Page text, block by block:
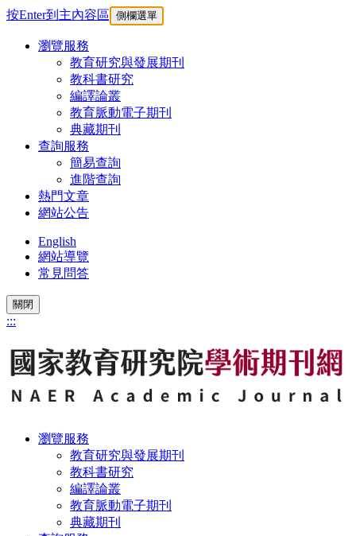
按Enter到主內容區 側欄選單
瀏覽服務
教育研究與發展期刊
教科書研究
編譯論叢
教育脈動電子期刊
典藏期刊
查詢服務
簡易查詢
進階查詢
熱門文章
網站公告
English
網站導覽
常見問答
關閉
:::
瀏覽服務
教育研究與發展期刊
教科書研究
編譯論叢
教育脈動電子期刊
典藏期刊